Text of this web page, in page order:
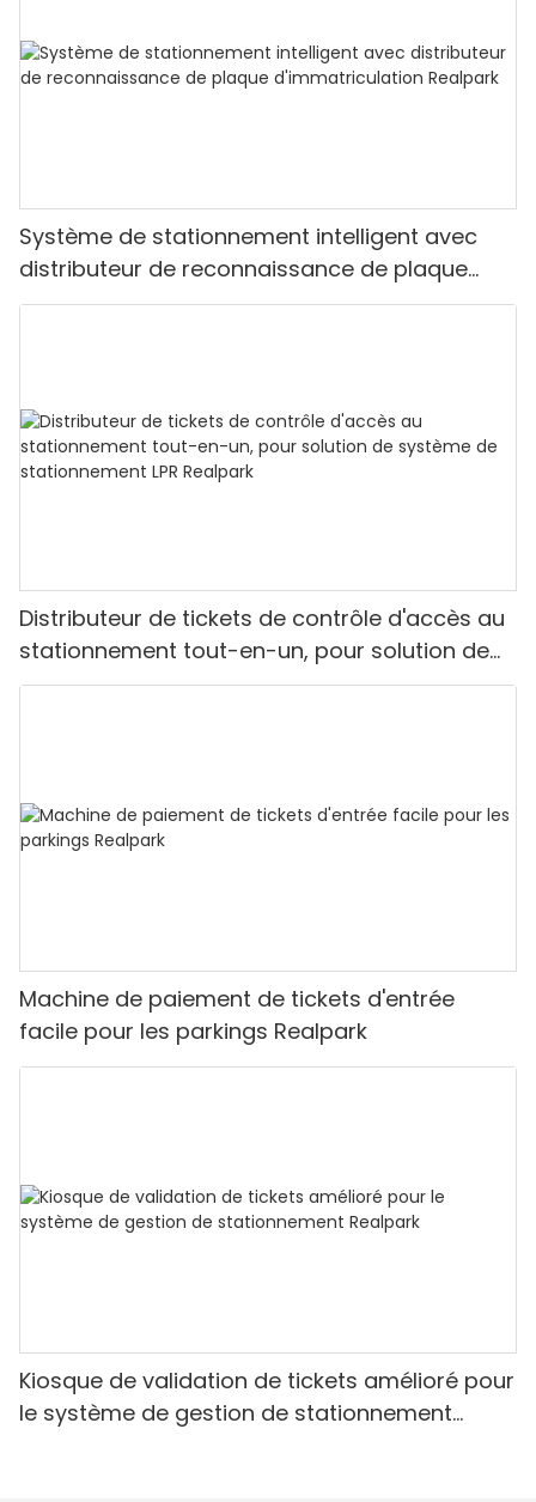
Système de stationnement intelligent avec
distributeur de reconnaissance de plaque
d'immatriculation Realpark
Distributeur de tickets de contrôle d'accès au
stationnement tout-en-un, pour solution de
système de stationnement LPR Realpark
Machine de paiement de tickets d'entrée
facile pour les parkings Realpark
Kiosque de validation de tickets amélioré pour
le système de gestion de stationnement